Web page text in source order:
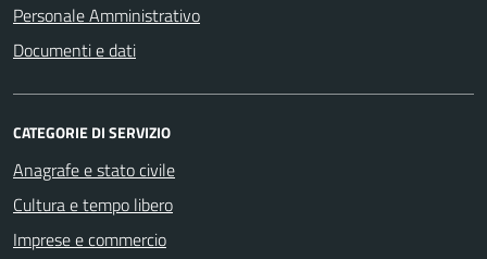
Personale Amministrativo
Documenti e dati
CATEGORIE DI SERVIZIO
Anagrafe e stato civile
Cultura e tempo libero
Imprese e commercio